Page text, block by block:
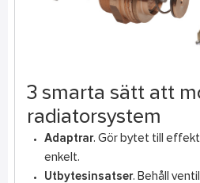
3 smarta sätt att
radiatorsystem
Adaptrar. Gör bytet till
enkelt.
Utbytesinsatser. Behåll